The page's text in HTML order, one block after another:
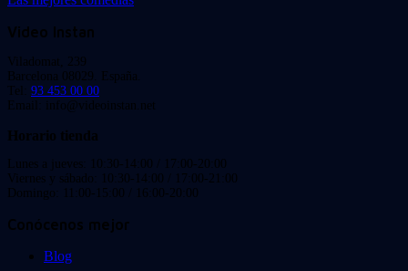
Video Instan
Viladomat, 239
Barcelona 08029. España.
Tel: 93 453 00 00
Email: info@videoinstan.net
Horario tienda
Lunes a jueves: 10:30-14:00 / 17:00-20:00
Viernes y sábado: 10:30-14:00 / 17:00-21:00
Domingo: 11:00-15:00 / 16:00-20:00
Conócenos mejor
Blog